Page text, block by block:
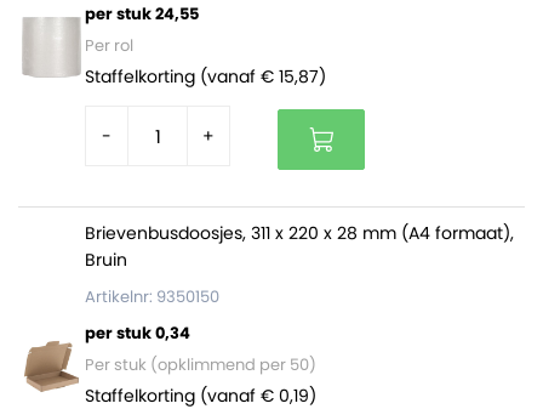
per stuk 24,55
Per rol
Staffelkorting (vanaf € 15,87)
- +
Brievenbusdoosjes, 311 x 220 x 28 mm (A4 formaat),
Bruin
Artikelnr: 9350150
per stuk 0,34
Per stuk (opklimmend per 50)
Staffelkorting (vanaf € 0,19)